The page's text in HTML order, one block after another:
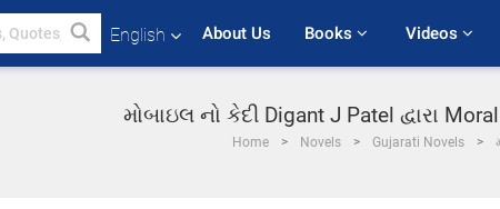
English About Us Books Videos
મોબાઇલ નો કેદી Digant J Patel દ્વારા
Home Novels Gujarati Novels